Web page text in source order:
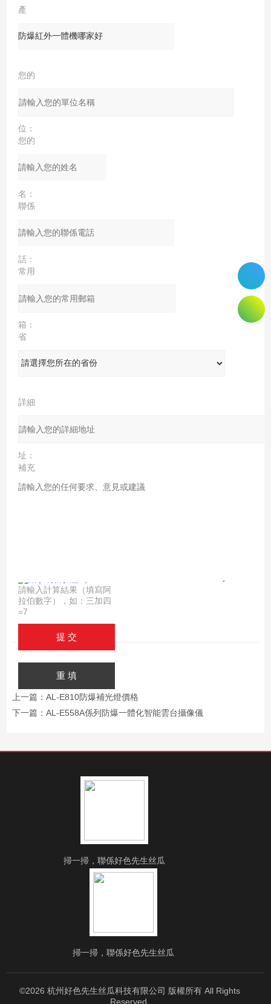
產
品：
您的
單
位：
您的
姓
名：
聯係
電
話：
常用
郵
箱：
省
份：
詳細
地
址：
補充
說
請輸入計算結果（填寫阿
拉伯數字），如：三加四
=7
上一篇： AL-E810防爆補光燈價格
下一篇： AL-E558A係列防爆一體化智能雲台攝像儀
掃一掃，聯係好色先生丝瓜
掃一掃，聯係好色先生丝瓜
©2026 杭州好色先生丝瓜科技有限公司 版權所有 All Rights
Reserved.